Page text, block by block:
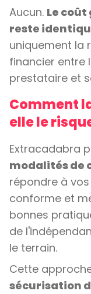
Aucun. Le
reste
uniquement la
financier entre
prestataire et
Comment
elle le
Extracadabra
modalités de
répondre à
conforme et
bonnes
de
le terrain.
Cette
sécurisation